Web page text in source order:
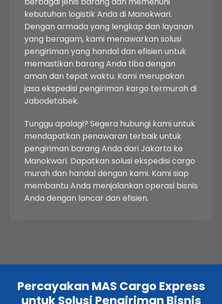
kebutuhan logistik Anda di Manokwari.
Dengan armada yang lengkap dan layanan
yang beragam, kami menawarkan solusi
pengiriman yang handal dan efisien untuk
memastikan barang Anda tiba dengan
aman dan tepat waktu. Kami merupakan
jasa ekspedisi pengiriman kargo termurah di
Jabodetabek.
Tunggu apalagi? Segera hubungi kami untuk
mendapatkan penawaran terbaik untuk
pengiriman barang Anda dari Jakarta ke
Manokwari. Dapatkan solusi ekspedisi cargo
murah dan handal dengan kami. Kami siap
membantu Anda menjalankan operasi bisnis
Anda dengan lancar dan efisien.
Percayakan MAS Cargo Express
untuk Solusi Pengiriman Bisnis